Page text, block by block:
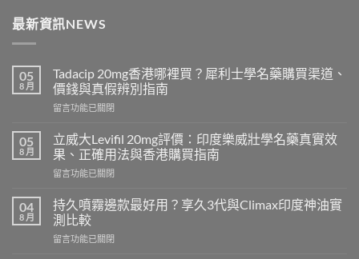
最新資訊NEWS
05
8 月
Tadacip 20mg香港哪裡買？犀利士學名藥購買渠道、
價錢與真假辨別指南
在
20mg
香
港
哪
買？
犀
利
士
留言功能已關閉
05
8 月
立威大Levifil 20mg評價：印度樂威壯學名藥真實效
果、正確用法與香港購買指南
在
威
大
Levifil
20mg
留言功能已關閉
04
8 月
持久噴霧邊款最好用？享久3代與Climax印度神油實
測比較
在
留言功能已關閉